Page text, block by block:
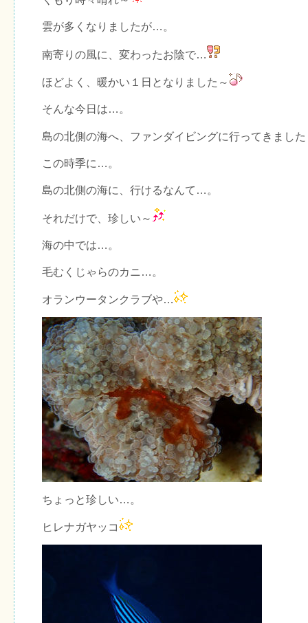
雲が多くなりましたが…。
南寄りの風に、変わったお陰で…
ほどよく、暖かい１日となりました～
そんな今日は…。
島の北側の海へ、ファンダイビングに行ってきました
この時季に…。
島の北側の海に、行けるなんて…。
それだけで、珍しい～
海の中では…。
毛むくじゃらのカニ…。
オランウータンクラブや…
ちょっと珍しい…。
ヒレナガヤッコ